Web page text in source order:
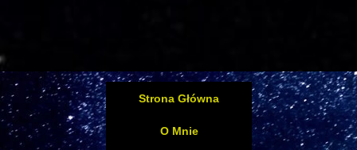
Strona Główna
O Mnie